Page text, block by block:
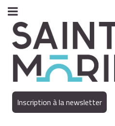
Inscription à la newsletter